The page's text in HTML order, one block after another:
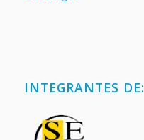
INTEGRANTES DE: